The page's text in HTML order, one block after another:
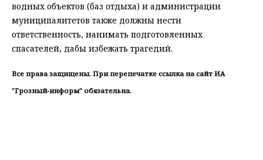
водных объектов (баз отдыха) и администрации
муниципалитетов также должны нести
ответственность, нанимать подготовленных
спасателей, дабы избежать трагедий.
Все права защищены. При перепечатке ссылка на сайт ИА
"Грозный-информ" обязательна.